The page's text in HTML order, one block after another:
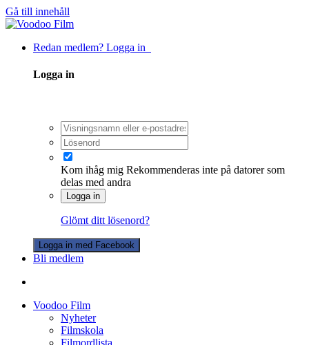
Gå till innehåll
Redan medlem? Logga in
Logga in
Kom ihåg mig Rekommenderas inte på datorer som
delas med andra
Logga in
Glömt ditt lösenord?
Logga in med Facebook
Bli medlem
Voodoo Film
Nyheter
Filmskola
Filmordlista